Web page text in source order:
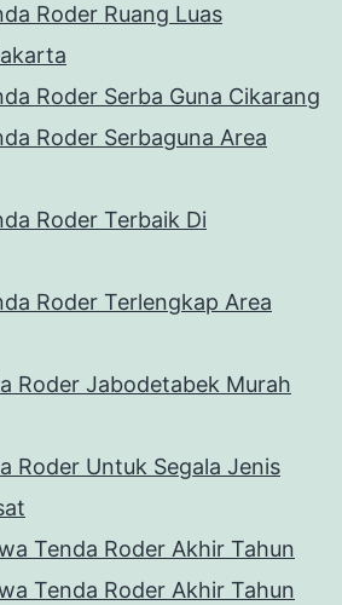
Roder Ruang Luas
Roder Serba Guna Cikarang
Roder Serbaguna Area
Roder Terbaik Di
Roder Terlengkap Area
Roder Jabodetabek Murah
Roder Untuk Segala Jenis
Tenda Roder Akhir Tahun
Tenda Roder Akhir Tahun